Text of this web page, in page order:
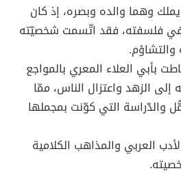
وهما والده وبصره، إذ كان
في فلسفته، فقد اتّسمت شخصيّته
بأبي العلاء المعري بالمواجع
إلى الزهد واعتزال الناس، ممّا
والدّراسة التي كوّنت بمجملها
العربي والمذاهب الكلامية